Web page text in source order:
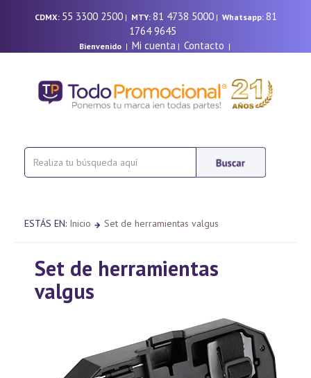
CDMX: 55 3300 2500| MTY: 81 4738 5000| Whatsapp: 81
1764 9645
Bienvenido| Mi cuenta | Contacto |
ESTÁS EN: Inicio Set de herramientas valgus
Set de herramientas
valgus